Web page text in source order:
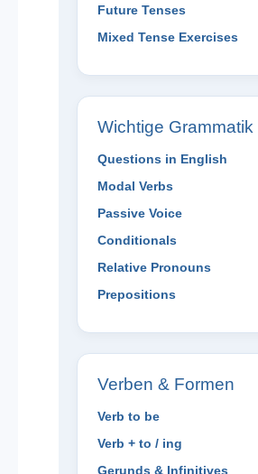
Future Tenses
Mixed Tense Exercises
Wichtige Grammatik
Questions in English
Modal Verbs
Passive Voice
Conditionals
Relative Pronouns
Prepositions
Verben & Formen
Verb to be
Verb + to / ing
Gerunds & Infinitives